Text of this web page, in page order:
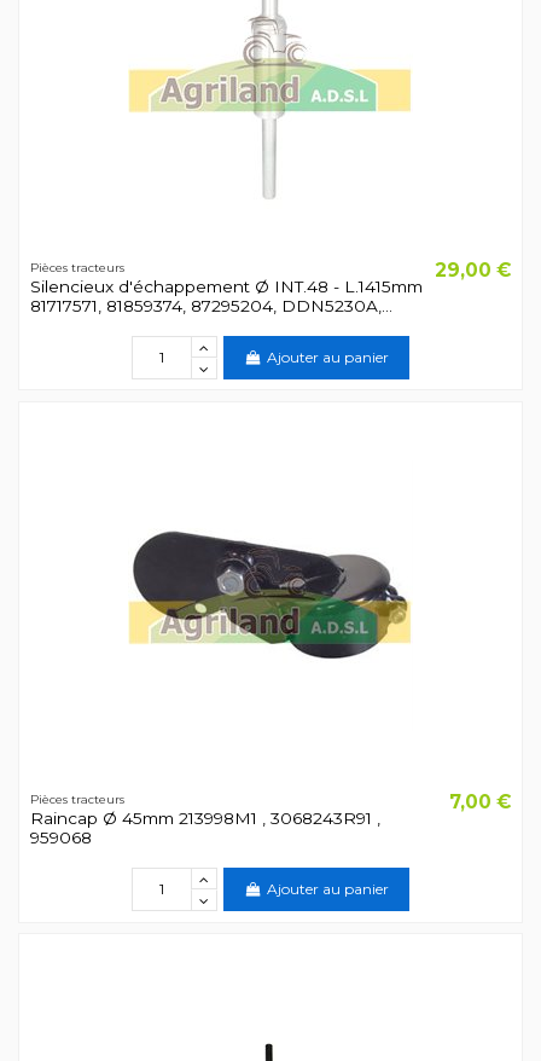
Pièces tracteurs
Silencieux d'échappement Ø INT.48 - L.1415mm
81717571, 81859374, 87295204, DDN5230A,...
29,00 €
Ajouter au panier
Pièces tracteurs
Raincap Ø 45mm 213998M1 , 3068243R91 ,
959068
7,00 €
Ajouter au panier